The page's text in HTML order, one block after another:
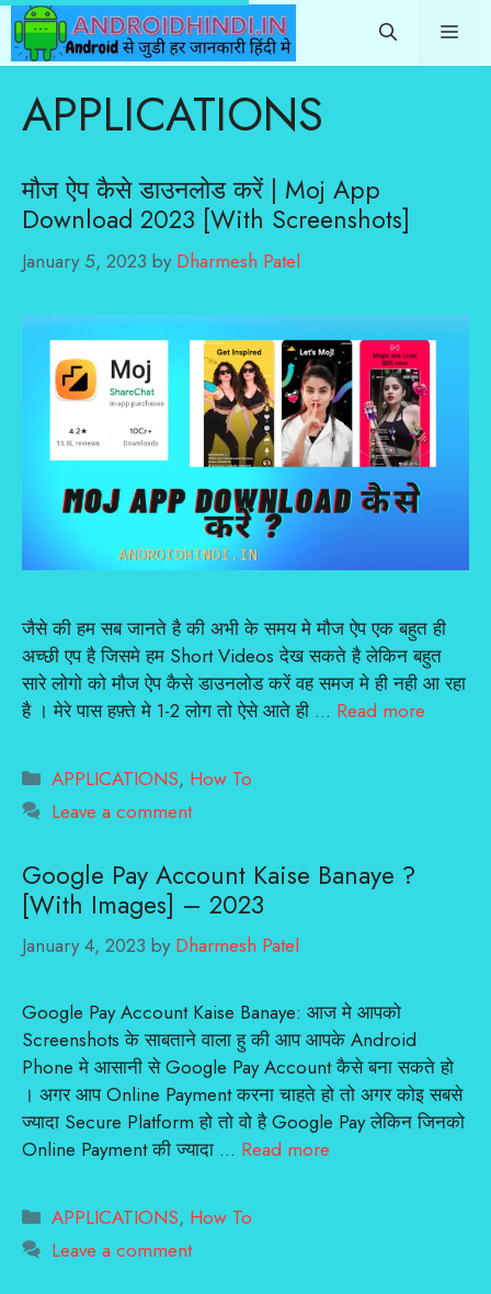
Skip
to
content
APPLICATIONS
मौज ऐप कैसे डाउनलोड करें | Moj App
Download 2023 [With Screenshots]
January 5, 2023 by Dharmesh Patel
जैसे की हम सब जानते है की अभी के समय मे मौज ऐप एक बहुत ही
अच्छी एप है जिसमे हम Short Videos देख सकते है लेकिन बहुत
सारे लोगो को मौज ऐप कैसे डाउनलोड करें वह समज मे ही नही आ रहा
है । मेरे पास हफ़्ते मे 1-2 लोग तो ऐसे आते ही … Read more
Categories
APPLICATIONS, How To
Leave a comment
Google Pay Account Kaise Banaye ?
[With Images] – 2023
January 4, 2023 by Dharmesh Patel
Google Pay Account Kaise Banaye: आज मे आपको
Screenshots के साबताने वाला हु की आप आपके Android
Phone मे आसानी से Google Pay Account कैसे बना सकते हो
। अगर आप Online Payment करना चाहते हो तो अगर कोइ सबसे
ज्यादा Secure Platform हो तो वो है Google Pay लेकिन जिनको
Online Payment की ज्यादा … Read more
Categories
APPLICATIONS, How To
Leave a comment